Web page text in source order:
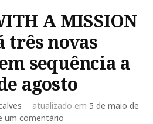
A MISSION
três novas
sequência a
agosto
atualizado em 5 de maio de
um comentário